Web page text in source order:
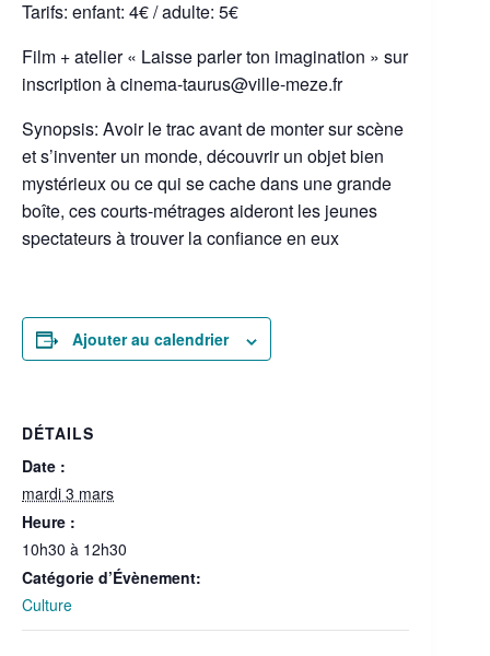
Tarifs: enfant: 4€ / adulte: 5€
Film + atelier « Laisse parler ton imagination » sur
inscription à cinema-taurus@ville-meze.fr
Synopsis: Avoir le trac avant de monter sur scène
et s’inventer un monde, découvrir un objet bien
mystérieux ou ce qui se cache dans une grande
boîte, ces courts-métrages aideront les jeunes
spectateurs à trouver la confiance en eux
Ajouter au calendrier
DÉTAILS
Date :
mardi 3 mars
Heure :
10h30 à 12h30
Catégorie d’Évènement:
Culture